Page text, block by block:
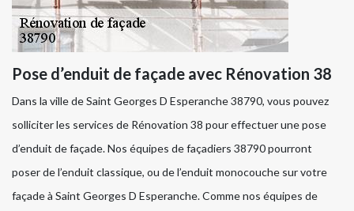
Pose d’enduit de façade avec Rénovation 38
Dans la ville de Saint Georges D Esperanche 38790, vous pouvez
solliciter les services de Rénovation 38 pour effectuer une pose
d’enduit de façade. Nos équipes de façadiers 38790 pourront
poser de l’enduit classique, ou de l’enduit monocouche sur votre
façade à Saint Georges D Esperanche. Comme nos équipes de